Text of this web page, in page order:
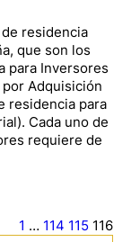
residencia
que son los
para Inversores
Adquisición
residencia para
Cada uno de
requiere de
1 … 114 115 116